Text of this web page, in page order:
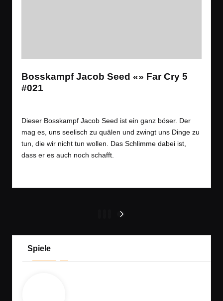
Bosskampf Jacob Seed «» Far Cry 5
#021
inDieser Bosskampf Jacob Seed ist ein ganz böser. Der
mag es, uns seelisch zu quälen und zwingt uns Dinge zu
tun, die wir nicht tun wollen. Das Schlimme dabei ist,
dass er es auch noch schafft.
Seitennummerierung
der
Beiträge
Spiele